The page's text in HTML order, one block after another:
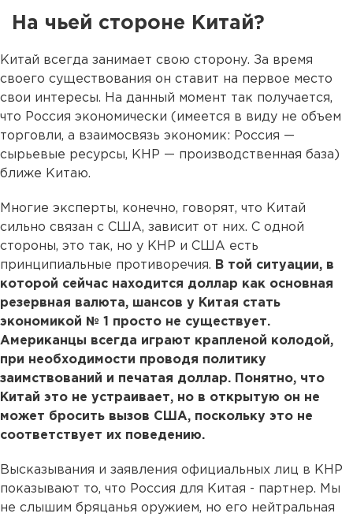
На чьей стороне Китай?
Китай всегда занимает свою сторону. За время
своего существования он ставит на первое место
свои интересы. На данный момент так получается,
что Россия экономически (имеется в виду не объем
торговли, а взаимосвязь экономик: Россия —
сырьевые ресурсы, КНР — производственная база)
ближе Китаю.
Многие эксперты, конечно, говорят, что Китай
сильно связан с США, зависит от них. С одной
стороны, это так, но у КНР и США есть
принципиальные противоречия. В той ситуации, в
которой сейчас находится доллар как основная
резервная валюта, шансов у Китая стать
экономикой № 1 просто не существует.
Американцы всегда играют крапленой колодой,
при необходимости проводя политику
заимствований и печатая доллар. Понятно, что
Китай это не устраивает, но в открытую он не
может бросить вызов США, поскольку это не
соответствует их поведению.
Высказывания и заявления официальных лиц в КНР
показывают то, что Россия для Китая - партнер. Мы
не слышим бряцанья оружием, но его нейтральная